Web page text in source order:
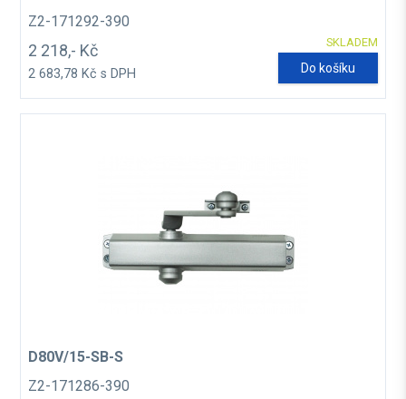
Z2-171292-390
SKLADEM
2 218,- Kč
2 683,78 Kč s DPH Do košíku
D80V/15-SB-S
Z2-171286-390